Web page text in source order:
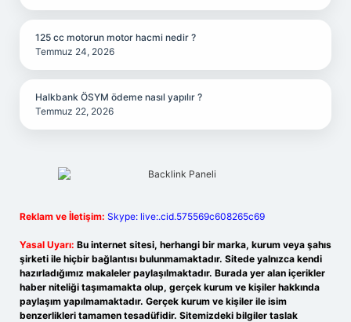
125 cc motorun motor hacmi nedir ?
Temmuz 24, 2026
Halkbank ÖSYM ödeme nasıl yapılır ?
Temmuz 22, 2026
Reklam ve İletişim: Skype: live:.cid.575569c608265c69
Yasal Uyarı: Bu internet sitesi, herhangi bir marka, kurum veya şahıs
şirketi ile hiçbir bağlantısı bulunmamaktadır. Sitede yalnızca kendi
hazırladığımız makaleler paylaşılmaktadır. Burada yer alan içerikler
haber niteliği taşımamakta olup, gerçek kurum ve kişiler hakkında
paylaşım yapılmamaktadır. Gerçek kurum ve kişiler ile isim
benzerlikleri tamamen tesadüfidir. Sitemizdeki bilgiler taslak